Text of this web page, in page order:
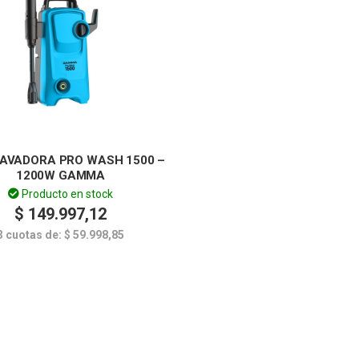
PRO WASH 1500 –
1200W GAMMA
Producto en stock
$ 149.997,12
cuotas de: $ 59.998,85